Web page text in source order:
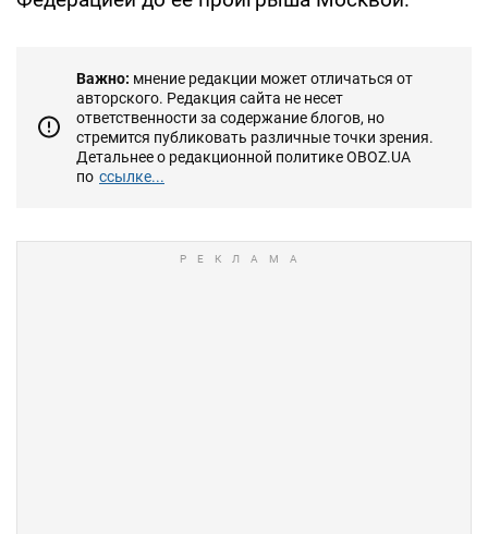
Важно: мнение редакции может отличаться от
авторского. Редакция сайта не несет
ответственности за содержание блогов, но
стремится публиковать различные точки зрения.
Детальнее о редакционной политике OBOZ.UA
по ссылке...